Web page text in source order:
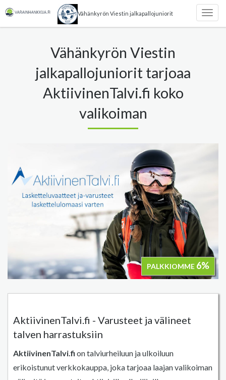
Vähänkyrön Viestin jalkapallojuniorit
Vähänkyrön Viestin
jalkapallojuniorit tarjoaa
AktiivinenTalvi.fi koko
valikoiman
PALKKIOMME 6%
AktiivinenTalvi.fi - Varusteet ja välineet
talven harrastuksiin
AktiivinenTalvi.fi on talviurheiluun ja ulkoiluun
erikoistunut verkkokauppa, joka tarjoaa laajan valikoiman